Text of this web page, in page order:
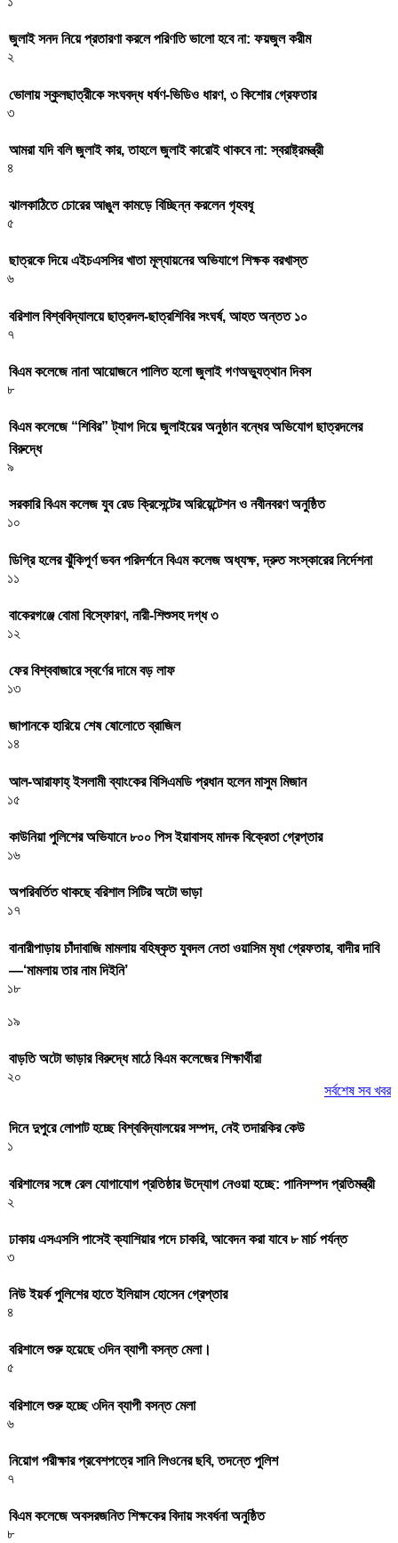
জুলাই সনদ নিয়ে প্রতারণা করলে পরিণতি ভালো হবে না: ফয়জুল করীম
২
ভোলায় স্কুলছাত্রীকে সংঘবদ্ধ ধর্ষণ-ভিডিও ধারণ, ৩ কিশোর গ্রেফতার
৩
আমরা যদি বলি জুলাই কার, তাহলে জুলাই কারোই থাকবে না: স্বরাষ্ট্রমন্ত্রী
৪
ঝালকাঠিতে চোরের আঙুল কামড়ে বিচ্ছিন্ন করলেন গৃহবধূ
৫
ছাত্রকে দিয়ে এইচএসসির খাতা মূল্যায়নের অভিযাগে শিক্ষক বরখাস্ত
৬
বরিশাল বিশ্ববিদ্যালয়ে ছাত্রদল-ছাত্রশিবির সংঘর্ষ, আহত অন্তত ১০
৭
বিএম কলেজে নানা আয়োজনে পালিত হলো জুলাই গণঅভ্যুত্থান দিবস
৮
বিএম কলেজে “শিবির” ট্যাগ দিয়ে জুলাইয়ের অনুষ্ঠান বন্ধের অভিযোগ ছাত্রদলের
বিরুদ্ধে
৯
সরকারি বিএম কলেজ যুব রেড ক্রিসেন্টের অরিয়েন্টেশন ও নবীনবরণ অনুষ্ঠিত
১০
ডিগ্রি হলের ঝুঁকিপূর্ণ ভবন পরিদর্শনে বিএম কলেজ অধ্যক্ষ, দ্রুত সংস্কারের নির্দেশনা
১১
বাকেরগঞ্জে বোমা বিস্ফোরণ, নারী-শিশুসহ দগ্ধ ৩
১২
ফের বিশ্ববাজারে স্বর্ণের দামে বড় লাফ
১৩
জাপানকে হারিয়ে শেষ ষোলোতে ব্রাজিল
১৪
আল-আরাফাহ্ ইসলামী ব্যাংকের বিসিএমডি প্রধান হলেন মাসুম মিজান
১৫
কাউনিয়া পুলিশের অভিযানে ৮০০ পিস ইয়াবাসহ মাদক বিক্রেতা গ্রেপ্তার
১৬
অপরিবর্তিত থাকছে বরিশাল সিটির অটো ভাড়া
১৭
বানারীপাড়ায় চাঁদাবাজি মামলায় বহিষ্কৃত যুবদল নেতা ওয়াসিম মৃধা গ্রেফতার, বাদীর দাবি
—‘মামলায় তার নাম দিইনি’
১৮
১৯
বাড়তি অটো ভাড়ার বিরুদ্ধে মাঠে বিএম কলেজের শিক্ষার্থীরা
২০
সর্বশেষ সব খবর
দিনে দুপুরে লোপাট হচ্ছে বিশ্ববিদ্যালয়ের সম্পদ, নেই তদারকির কেউ
১
বরিশালের সঙ্গে রেল যোগাযোগ প্রতিষ্ঠার উদ্যোগ নেওয়া হচ্ছে: পানিসম্পদ প্রতিমন্ত্রী
২
ঢাকায় এসএসসি পাসেই ক্যাশিয়ার পদে চাকরি, আবেদন করা যাবে ৮ মার্চ পর্যন্ত
৩
নিউ ইয়র্ক পুলিশের হাতে ইলিয়াস হোসেন গ্রেপ্তার
৪
বরিশালে শুরু হয়েছে ৩দিন ব্যাপী বসন্ত মেলা।
৫
বরিশালে শুরু হচ্ছে ৩দিন ব্যাপী বসন্ত মেলা
৬
নিয়োগ পরীক্ষার প্রবেশপত্রে সানি লিওনের ছবি, তদন্তে পুলিশ
৭
বিএম কলেজে অবসরজনিত শিক্ষকের বিদায় সংবর্ধনা অনুষ্ঠিত
৮